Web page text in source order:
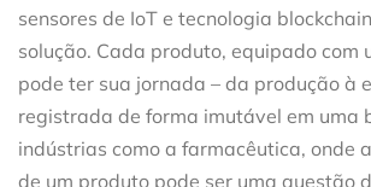
sensores de IoT e tecnologia
solução. Cada produto, equipado com
pode ter sua jornada – da produção à
registrada de forma imutável em uma
indústrias como a farmacêutica, onde
de um produto pode ser uma questão